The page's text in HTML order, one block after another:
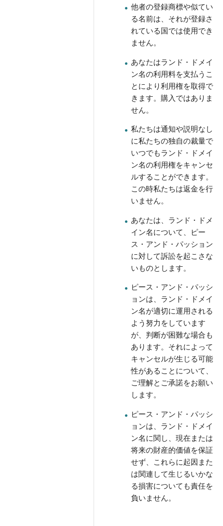
他者の登録商標や似てい
る名前は、それが登録さ
れている国では使用でき
ません。
あなたはランド・ドメイ
ン名の利用料を支払うこ
とにより利用権を取得で
きます。購入ではありま
せん。
私たちは通知や説明なし
に私たちの独自の裁量で
いつでもランド・ドメイ
ン名の利用権をキャンセ
ルすることができます。
この時私たちは返金を行
いません。
あなたは、ランド・ドメ
イン名について、ピー
ス・アンド・パッション
に対して訴訟を起こさな
いものとします。
ピース・アンド・パッシ
ョンは、ランド・ドメイ
ン名が適切に運用される
よう努力をしています
が、判断が困難な場合も
あります。それによって
キャンセルが生じる可能
性があることについて、
ご理解とご承諾をお願い
します。
ピース・アンド・パッシ
ョンは、ランド・ドメイ
ン名に関し、現在または
将来の財産的価値を保証
せず、これらに起因また
は関連して生じるいかな
る損害についても責任を
負いません。